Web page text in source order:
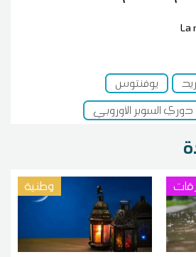
La
يوفنتوس
دوري السوبر الأوروبي
وطنية